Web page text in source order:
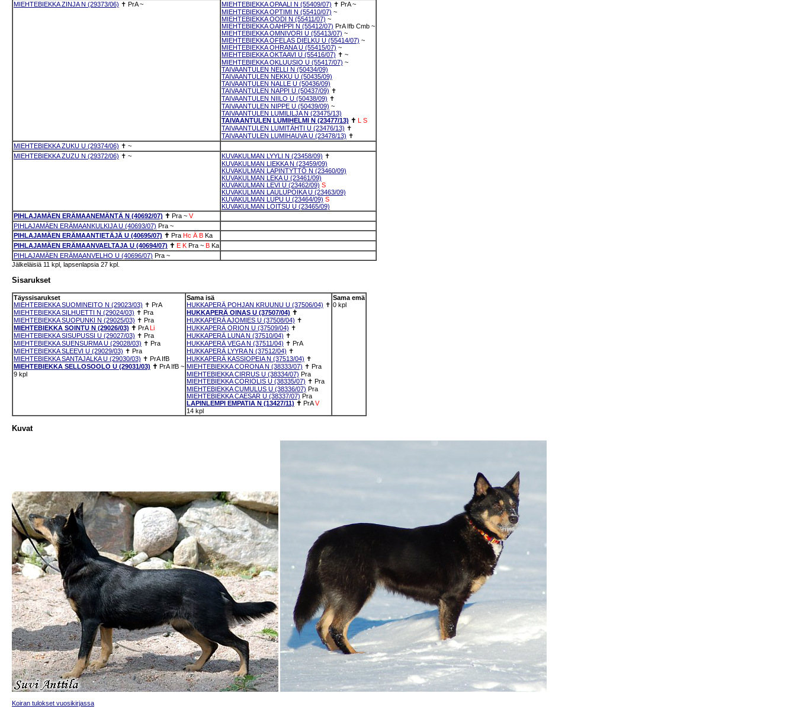
MIEHTEBIEKKA ZINJA N (29373/06) ✝ PrA ~ MIEHTEBIEKKA OPAALI N (55409/07) ✝ PrA ~
MIEHTEBIEKKA OPTIMI N (55410/07) ~
MIEHTEBIEKKA OODI N (55411/07) ~
MIEHTEBIEKKA OAHPPI N (55412/07) PrA Ifb Cmb ~
MIEHTEBIEKKA OMNIVORI U (55413/07) ~
MIEHTEBIEKKA OFELAS DIELKU U (55414/07) ~
MIEHTEBIEKKA OHRANA U (55415/07) ~
MIEHTEBIEKKA OKTAAVI U (55416/07) ✝ ~
MIEHTEBIEKKA OKLUUSIO U (55417/07) ~
TAIVAANTULEN NELLI N (50434/09)
TAIVAANTULEN NEKKU U (50435/09)
TAIVAANTULEN NALLE U (50436/09)
TAIVAANTULEN NAPPI U (50437/09) ✝
TAIVAANTULEN NIILO U (50438/09) ✝
TAIVAANTULEN NIPPE U (50439/09) ~
TAIVAANTULEN LUMILILJA N (23475/13)
TAIVAANTULEN LUMIHELMI N (23477/13) ✝
S
TAIVAANTULEN LUMITÄHTI U (23476/13) ✝
TAIVAANTULEN LUMIHAUVA U (23478/13) ✝
MIEHTEBIEKKA ZUKU U (29374/06) ✝ ~
MIEHTEBIEKKA ZUZU N (29372/06) ✝ ~ KUVAKULMAN LYYLI N (23458/09) ✝
KUVAKULMAN LIEKKA N (23459/09)
KUVAKULMAN LAPINTYTTÖ N (23460/09)
KUVAKULMAN LEKA U (23461/09)
KUVAKULMAN LEVI U (23462/09) S
KUVAKULMAN LAULUPOIKA U (23463/09)
KUVAKULMAN LUPU U (23464/09) S
KUVAKULMAN LOITSU U (23465/09)
PIHLAJAMÄEN ERÄMAANEMÄNTÄ N (40692/07) ✝ Pra ~ V
PIHLAJAMÄEN ERÄMAANKULKIJA U (40693/07) Pra ~
PIHLAJAMÄEN ERÄMAANTIETÄJÄ U (40695/07) ✝ Pra Hc Ä B Ka
PIHLAJAMÄEN ERÄMAANVAELTAJA U (40694/07) ✝ E K Pra ~ B Ka
PIHLAJAMÄEN ERÄMAANVELHO U (40696/07) Pra ~
Jälkeläisiä 11 kpl, lapsenlapsia 27 kpl.
Sisarukset
Täyssisarukset
MIEHTEBIEKKA SUOMINEITO N (29023/03) ✝ PrA
MIEHTEBIEKKA SILHUETTI N (29024/03) ✝ Pra
MIEHTEBIEKKA SUOPUNKI N (29025/03) ✝ Pra
MIEHTEBIEKKA SOINTU N (29026/03) ✝ PrA Li
MIEHTEBIEKKA SISUPUSSI U (29027/03) ✝ Pra
MIEHTEBIEKKA SUENSURMA U (29028/03) ✝ Pra
MIEHTEBIEKKA SLEEVI U (29029/03) ✝ Pra
MIEHTEBIEKKA SANTAJALKA U (29030/03) ✝ PrA IfB
MIEHTEBIEKKA SELLOSOOLO U (29031/03) ✝ PrA IfB ~
9 kpl
Sama isä
HUKKAPERÄ POHJAN KRUUNU U (37506/04) ✝
HUKKAPERÄ OINAS U (37507/04) ✝
HUKKAPERÄ AJOMIES U (37508/04) ✝
HUKKAPERÄ ORION U (37509/04) ✝
HUKKAPERÄ LUNA N (37510/04) ✝
HUKKAPERÄ VEGA N (37511/04) ✝ PrA
HUKKAPERÄ LYYRA N (37512/04) ✝
HUKKAPERÄ KASSIOPEIA N (37513/04) ✝
MIEHTEBIEKKA CORONA N (38333/07) ✝ Pra
MIEHTEBIEKKA CIRRUS U (38334/07) Pra
MIEHTEBIEKKA CORIOLIS U (38335/07) ✝ Pra
MIEHTEBIEKKA CUMULUS U (38336/07) Pra
MIEHTEBIEKKA CAESAR U (38337/07) Pra
LAPINLEMPI EMPATIA N (13427/11) ✝ PrA V
14 kpl
Sama emä
0 kpl
Kuvat
Koiran tulokset vuosikirjassa